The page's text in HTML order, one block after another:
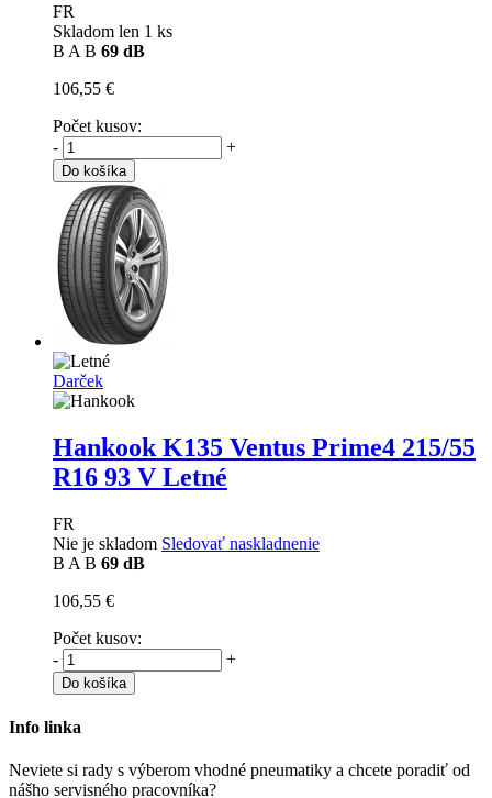
FR
Skladom len 1 ks
B A B 69 dB
106,55 €
Počet kusov:
-
+
Do košíka
Darček
Hankook K135 Ventus Prime4 215/55
R16 93 V Letné
FR
Nie je skladom Sledovať naskladnenie
B A B 69 dB
106,55 €
Počet kusov:
-
+
Do košíka
Info linka
Neviete si rady s výberom vhodné pneumatiky a chcete poradiť od
nášho servisného pracovníka?